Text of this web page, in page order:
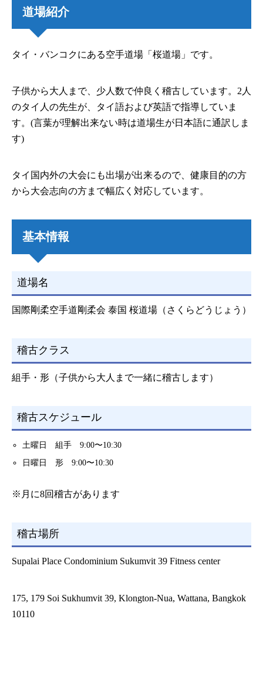
道場紹介
タイ・バンコクにある空手道場「桜道場」です。
子供から大人まで、少人数で仲良く稽古しています。2人
のタイ人の先生が、タイ語および英語で指導していま
す。(言葉が理解出来ない時は道場生が日本語に通訳しま
す)
タイ国内外の大会にも出場が出来るので、健康目的の方
から大会志向の方まで幅広く対応しています。
基本情報
道場名
国際剛柔空手道剛柔会 泰国 桜道場（さくらどうじょう）
稽古クラス
組手・形（子供から大人まで一緒に稽古します）
稽古スケジュール
土曜日 組手 9:00〜10:30
日曜日 形 9:00〜10:30
※月に8回稽古があります
稽古場所
Supalai Place Condominium Sukumvit 39 Fitness center
175, 179 Soi Sukhumvit 39, Klongton-Nua, Wattana, Bangkok
10110